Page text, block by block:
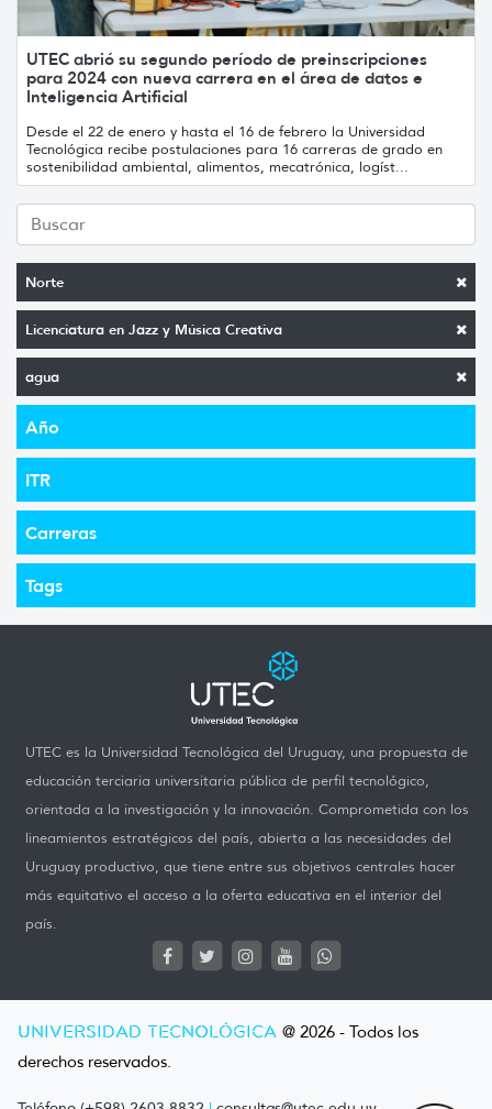
Norte
Licenciatura en Jazz y Música Creativa
agua
Año
ITR
Carreras
Tags
UTEC abrió su segundo período de preinscripciones
para 2024 con nueva carrera en el área de datos e
Inteligencia Artificial
Desde el 22 de enero y hasta el 16 de febrero la Universidad
Tecnológica recibe postulaciones para 16 carreras de grado en
sostenibilidad ambiental, alimentos, mecatrónica, logíst...
UTEC es la Universidad Tecnológica del Uruguay, una propuesta de
educación terciaria universitaria pública de perfil tecnológico,
orientada a la investigación y la innovación. Comprometida con los
lineamientos estratégicos del país, abierta a las necesidades del
Uruguay productivo, que tiene entre sus objetivos centrales hacer
más equitativo el acceso a la oferta educativa en el interior del
país.
UNIVERSIDAD TECNOLÓGICA @ 2026 - Todos los
derechos reservados.